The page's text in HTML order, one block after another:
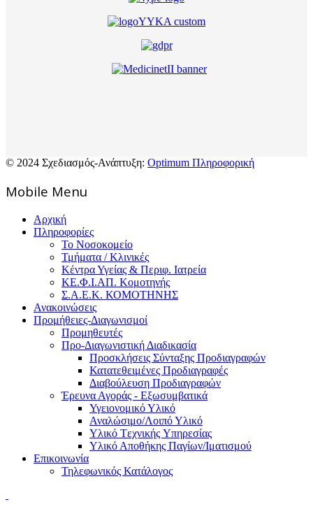
© 2024 Σχεδιασμός-Ανάπτυξη: Optimum Πληροφορική
Mοbile Menu
Αρχική
Πληροφορίες
Το Νοσοκομείο
Τμήματα / Κλινικές
Κέντρα Υγείας & Περιφ. Ιατρεία
ΚΕ.Φ.Ι.ΑΠ. Κομοτηνής
Σ.Α.Ε.Κ. ΚΟΜΟΤΗΝΗΣ
Ανακοινώσεις
Προμήθειες-Διαγωνισμοί
Προμηθευτές
Προ-Διαγωνιστική Διαδικασία
Προσκλήσεις Σύνταξης Προδιαγραφών
Κατατεθειμένες Προδιαγραφές
Διαβούλευση Προδιαγραφών
Έρευνα Αγοράς - Εξωσυμβατικά
Υγειονομικό Υλικό
Αναλώσιμο/Λοιπό Υλικό
Υλικό Tεχνικής Yπηρεσίας
Υλικό Αποθήκης Παγίων/Ιματισμού
Επικοινωνία
Τηλεφωνικός Κατάλογος